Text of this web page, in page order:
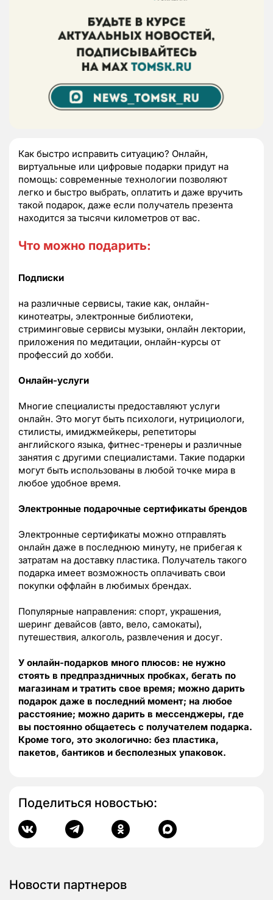
Как быстро исправить ситуацию? Онлайн,
виртуальные или цифровые подарки придут на
помощь: современные технологии позволяют
легко и быстро выбрать, оплатить и даже вручить
такой подарок, даже если получатель презента
находится за тысячи километров от вас.
Что можно подарить:
Подписки
на различные сервисы, такие как, онлайн-
кинотеатры, электронные библиотеки,
стриминговые сервисы музыки, онлайн лектории,
приложения по медитации, онлайн-курсы от
профессий до хобби.
Онлайн-услуги
Многие специалисты предоставляют услуги
онлайн. Это могут быть психологи, нутрициологи,
стилисты, имиджмейкеры, репетиторы
английского языка, фитнес-тренеры и различные
занятия с другими специалистами. Такие подарки
могут быть использованы в любой точке мира в
любое удобное время.
Электронные подарочные сертификаты брендов
Электронные сертификаты можно отправлять
онлайн даже в последнюю минуту, не прибегая к
затратам на доставку пластика. Получатель такого
подарка имеет возможность оплачивать свои
покупки оффлайн в любимых брендах.
Популярные направления: спорт, украшения,
шеринг девайсов (авто, вело, самокаты),
путешествия, алкоголь, развлечения и досуг.
У онлайн-подарков много плюсов: не нужно
стоять в предпраздничных пробках, бегать по
магазинам и тратить свое время; можно дарить
подарок даже в последний момент; на любое
расстояние; можно дарить в мессенджеры, где
вы постоянно общаетесь с получателем подарка.
Кроме того, это экологично: без пластика,
пакетов, бантиков и бесполезных упаковок.
Поделиться новостью:
Новости партнеров